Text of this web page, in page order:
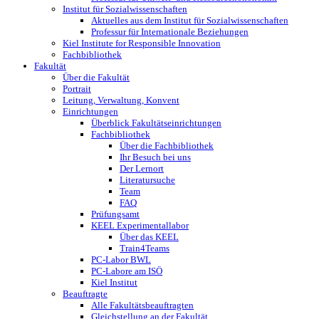
Institut für Sozialwissenschaften
Aktuelles aus dem Institut für Sozialwissenschaften
Professur für Internationale ­Beziehungen
Kiel Institute for Responsible Innovation
Fachbibliothek
Fakultät
Über die Fakultät
Portrait
Leitung, Verwaltung, Konvent
Einrichtungen
Überblick Fakultätseinrichtungen
Fachbibliothek
Über die Fachbibliothek
Ihr Besuch bei uns
Der Lernort
Literatursuche
Team
FAQ
Prüfungsamt
KEEL Experimentallabor
Über das KEEL
Train4Teams
PC-Labor BWL
PC-Labore am ISÖ
Kiel Institut
Beauftragte
Alle Fakultätsbeauftragten
Gleichstellung an der Fakultät